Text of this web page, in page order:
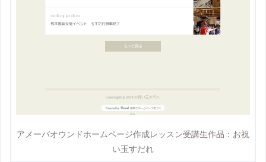
アメーバオウンドホームページ作成レッスン受講生作品：お祝
い玉すだれ